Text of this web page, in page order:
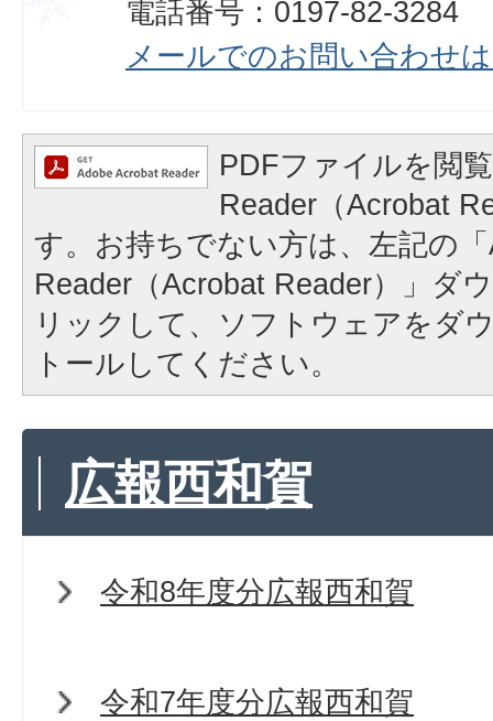
電話番号：0197-82-3284
メールでのお問い合わせ
PDFファイルを閲
Reader（Acrobat
す。お持ちでない方は、左記の
Reader（Acrobat Reader）」ダ
リックして、ソフトウェアをダ
トールしてください。
広報西和賀
令和8年度分広報西和賀
令和7年度分広報西和賀